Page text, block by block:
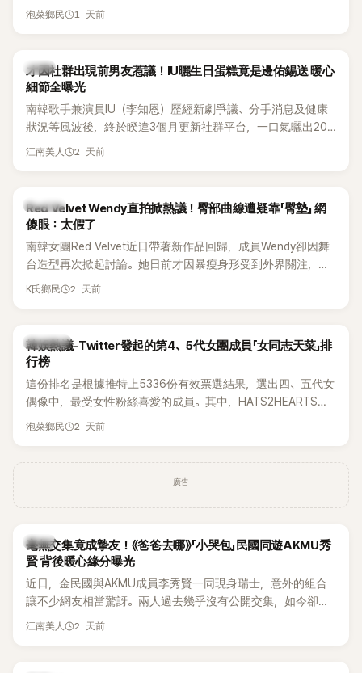
原因，希望他們能更認真地表演。
泡菜鄉民 1 天前
韓星
才因社群出現前男友惹議！IU曬生日蛋糕竟是邊佑錫送 暖心
細節全曝光
南韓歌手兼演員IU（李知恩）歷經新劇爭議、分手消息及健康
狀況等風波後，終於睽違3個月更新社群平台，一口氣曬出20
張近況照，讓大批粉絲又驚又喜。其中，一張生日蛋糕照意外
江南美人 2 天前
K-POP
Red Velvet Wendy直拍掀熱議！臀部曲線遭疑靠「臀墊」 網
傻眼：太假了
南韓女團Red Velvet近日帶著新作品回歸，成員Wendy卻因舞
台造型再次掀起討論。她日前才因暴瘦身形受到外界關注，又
被質疑在舞台上使用臀墊，如今最新打歌舞台曝光後，再度因
K氏鄉民 2 天前
熱議討論
韓娛熱議-Twitter發起的第4、5代女團成員「女同志天菜」排
行榜
這份排名是根據推特上5336份有效票選結果，選出四、五代女
偶像中，最受女性粉絲喜愛的成員。其中，HATS2HEARTS成
員包攬了前三名，展現了她們在女性社群中的高人氣。
泡菜鄉民 2 天前
廣告
韓星
毫無交集竟成摯友！《爸爸去哪》「小哭包」民國同遊AKMU秀
賢 背後暖心緣分曝光
近日，金民國與AKMU成員李秀賢一同現身瑞士，意外的組合
讓不少網友相當驚訝。兩人過去幾乎沒有公開交集，如今卻一
起踏上瑞士之旅，也讓粉絲紛紛好奇：「他們到底是怎麼認識
江南美人 2 天前